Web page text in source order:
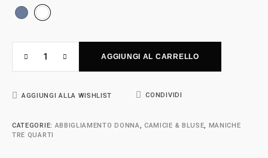
AGGIUNGI AL CARRELLO
AGGIUNGI ALLA WISHLIST CONDIVIDI
CATEGORIE: ABBIGLIAMENTO DONNA, CAMICIE & BLUSE, MANICHE
TRE QUARTI